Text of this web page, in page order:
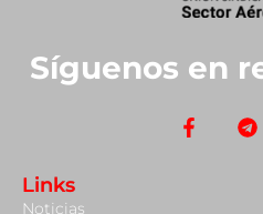
Síguenos en
Links
Noticias